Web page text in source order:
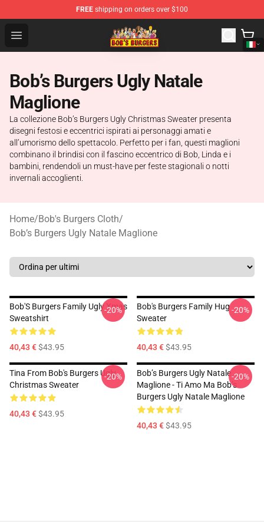
FREE shipping on orders over $100
Open menu
Bob's Burgers Store - Official Bob's Burgers Merchandise
Bob’s Burgers Ugly Natale
Maglione
La collezione Bob’s Burgers Ugly Christmas Sweater presenta
disegni festosi e eccentrici ispirati ai personaggi amati e
all’umorismo dello spettacolo. Perfetto per i fan, questi maglioni
combinano il brindisi con il fascino eccentrico di Bob, Linda e i
bambini, rendendoli un must-have per feste stagionali o notti
invernali accoglienti.
Home/Bob's Burgers Cloth/
Bob’s Burgers Ugly Natale Maglione
Bob'S Burgers Family Ugly Xmas
Sweatshirt
40,43 €$43.95
-20%
Bob's Burgers Family Hug
Sweater
40,43 €$43.95
-20%
Tina From Bob's Burgers Ugly
Christmas Sweater
40,43 €$43.95
-20%
Bob’s Burgers Ugly Natale
Maglione - Ti Amo Ma Bob’s
Burgers Ugly Natale Maglione
40,43 €$43.95
-20%